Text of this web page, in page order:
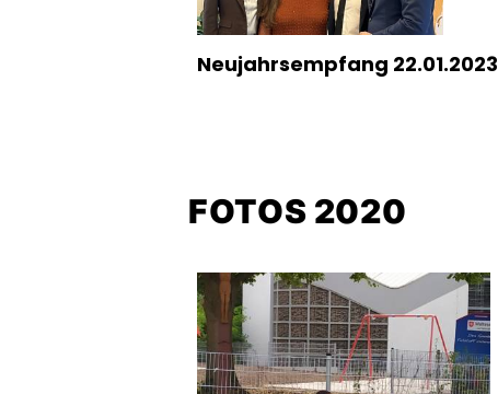
Neujahrsempfang 22.01.2023
FOTOS 2020